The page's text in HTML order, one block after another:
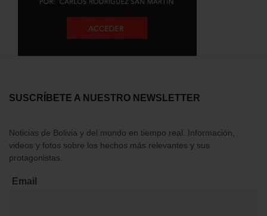
SUSCRÍBETE A NUESTRO NEWSLETTER
Noticias de Bolivia y del mundo en tiempo real. Información,
videos y fotos sobre los hechos más relevantes y sus
protagonistas.
Email